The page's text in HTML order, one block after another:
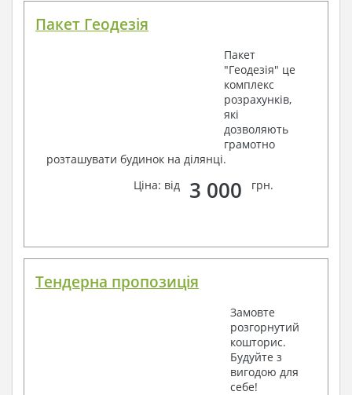
Пакет Геодезія
Пакет
"Геодезія" це
комплекс
розрахунків,
які
дозволяють
грамотно
розташувати будинок на ділянці.
Ціна: від
3 000 грн.
Тендерна пропозиція
Замовте
розгорнутий
кошторис.
Будуйте з
вигодою для
себе!